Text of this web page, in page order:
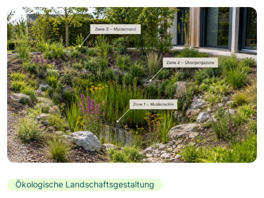
Ökologische Landschaftsgestaltung